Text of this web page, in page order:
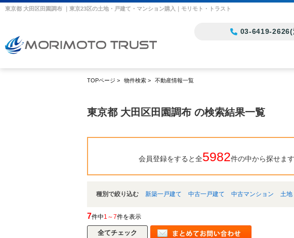
東京都 大田区田園調布 ｜東京23区の土地・戸建て・マンション購入｜モリモト・トラスト
03-6419-2626(
TOPページ > 物件検索 > 不動産情報一覧
東京都 大田区田園調布 の検索結果一覧
会員登録をすると全5982件の中から探せます
種別で絞り込む 新築一戸建て 中古一戸建て 中古マンション 土地
7件中1～7件を表示